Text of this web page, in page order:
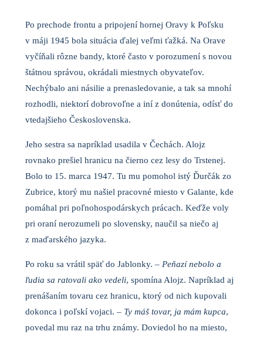
Po prechode frontu a pripojení hornej Oravy k Poľsku
v máji 1945 bola situácia ďalej veľmi ťažká. Na Orave
vyčíňali rôzne bandy, ktoré často v porozumení s novou
štátnou správou, okrádali miestnych obyvateľov.
Nechýbalo ani násilie a prenasledovanie, a tak sa mnohí
rozhodli, niektorí dobrovoľne a iní z donútenia, odísť do
vtedajšieho Československa.
Jeho sestra sa napríklad usadila v Čechách. Alojz
rovnako prešiel hranicu na čierno cez lesy do Trstenej.
Bolo to 15. marca 1947. Tu mu pomohol istý Ďurčák zo
Zubrice, ktorý mu našiel pracovné miesto v Galante, kde
pomáhal pri poľnohospodárskych prácach. Keďže voly
pri oraní nerozumeli po slovensky, naučil sa niečo aj
z maďarského jazyka.
Po roku sa vrátil späť do Jablonky. – Peňazí nebolo a
ľudia sa ratovali ako vedeli, spomína Alojz. Napríklad aj
prenášaním tovaru cez hranicu, ktorý od nich kupovali
dokonca i poľskí vojaci. – Ty máš tovar, ja mám kupca,
povedal mu raz na trhu známy. Doviedol ho na miesto,